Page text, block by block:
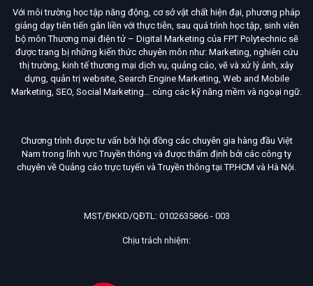
Với môi trường học tập năng động, cơ sở vật chất hiện đại, phương pháp
giảng dạy tiên tiến gắn liền với thực tiễn, sau quá trình học tập, sinh viên
bộ môn Thương mại điện tử – Digital Marketing của FPT Polytechnic sẽ
được trang bị những kiến thức chuyên môn như: Marketing, nghiên cứu
thị trường, kinh tế thương mại dịch vụ, quảng cáo, vẽ và xử lý ảnh, xây
dựng, quản trị website, Search Engine Marketing, Web and Mobile
Marketing, SEO, Social Marketing… cùng các kỹ năng mềm và ngoại ngữ.
Chương trình được tư vấn bởi hội đồng các chuyên gia hàng đầu Việt
Nam trong lĩnh vực Truyền thông và được thẩm định bởi các công ty
chuyên về Quảng cáo trực tuyến và Truyền thông tại TP.HCM và Hà Nội.
MST/ĐKKD/QĐTL: 0102635866 - 003
Chịu trách nhiệm: